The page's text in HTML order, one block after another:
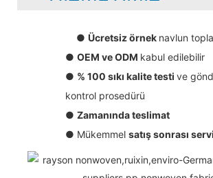
● Ücretsiz örnek navlun
● OEM ve ODM kabul edilebilir
● % 100 sıkı kalite testi ve
kontrol prosedürü
● Zamanında teslimat
● Mükemmel satış sonrası